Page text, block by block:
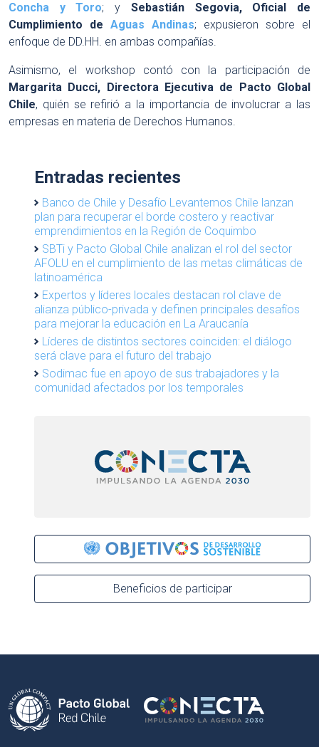
Concha y Toro; y Sebastián Segovia, Oficial de
Cumplimiento de Aguas Andinas; expusieron sobre el
enfoque de DD.HH. en ambas compañías.
Asimismo, el workshop contó con la participación de
Margarita Ducci, Directora Ejecutiva de Pacto Global
Chile, quién se refirió a la importancia de involucrar a las
empresas en materia de Derechos Humanos.
Entradas recientes
Banco de Chile y Desafío Levantemos Chile lanzan
plan para recuperar el borde costero y reactivar
emprendimientos en la Región de Coquimbo
SBTi y Pacto Global Chile analizan el rol del sector
AFOLU en el cumplimiento de las metas climáticas de
latinoamérica
Expertos y líderes locales destacan rol clave de
alianza público-privada y definen principales desafíos
para mejorar la educación en La Araucanía
Líderes de distintos sectores coinciden: el diálogo
será clave para el futuro del trabajo
Sodimac fue en apoyo de sus trabajadores y la
comunidad afectados por los temporales
Beneficios de participar